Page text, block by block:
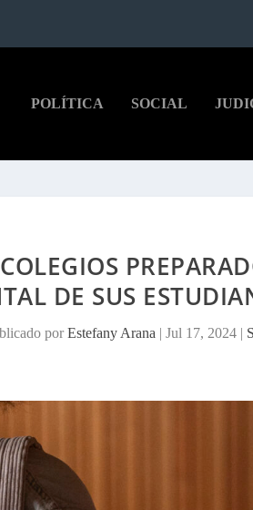
POLÍTICA SOCIAL
DE SUS
porEstefany Arana |Jul 17, 2024 |